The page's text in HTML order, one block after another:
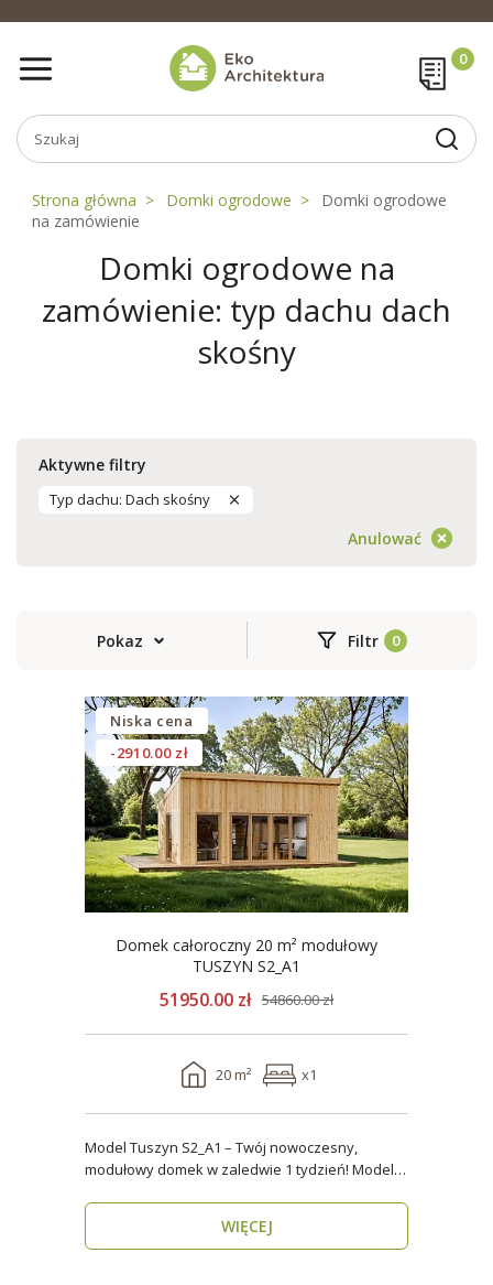
Strona główna Domki ogrodowe
Domki ogrodowe
na zamówienie
Domki ogrodowe na
zamówienie: typ dachu dach
skośny
Aktywne filtry
Typ dachu: Dach skośny
Anulować
Pokaz Filtr
Niska cena
-2910.00 zł
Domek całoroczny 20 m² modułowy
TUSZYN S2_A1
51950.00 zł 54860.00 zł
20 m² x1
Model Tuszyn S2_A1 – Twój nowoczesny,
modułowy domek w zaledwie 1 tydzień! Model
WIĘCEJ